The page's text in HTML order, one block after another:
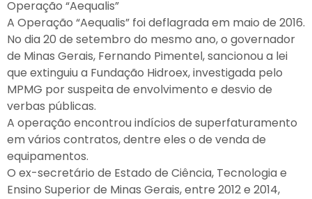
Operação “Aequalis”
A Operação “Aequalis” foi deflagrada em maio de 2016.
No dia 20 de setembro do mesmo ano, o governador
de Minas Gerais, Fernando Pimentel, sancionou a lei
que extinguiu a Fundação Hidroex, investigada pelo
MPMG por suspeita de envolvimento e desvio de
verbas públicas.
A operação encontrou indícios de superfaturamento
em vários contratos, dentre eles o de venda de
equipamentos.
O ex-secretário de Estado de Ciência, Tecnologia e
Ensino Superior de Minas Gerais, entre 2012 e 2014,